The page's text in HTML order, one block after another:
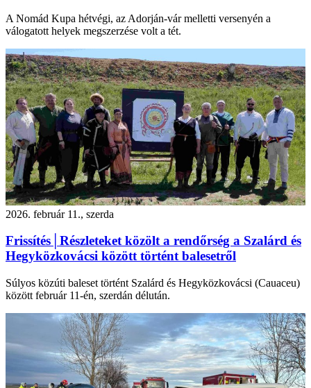
A Nomád Kupa hétvégi, az Adorján-vár melletti versenyén a
válogatott helyek megszerzése volt a tét.
2026. február 11., szerda
Frissítés│Részleteket közölt a rendőrség a Szalárd és
Hegyközkovácsi között történt balesetről
Súlyos közúti baleset történt Szalárd és Hegyközkovácsi (Cauaceu)
között február 11-én, szerdán délután.